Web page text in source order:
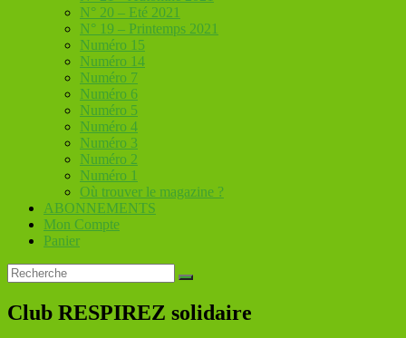
N° 20 – Eté 2021
N° 19 – Printemps 2021
Numéro 15
Numéro 14
Numéro 7
Numéro 6
Numéro 5
Numéro 4
Numéro 3
Numéro 2
Numéro 1
Où trouver le magazine ?
ABONNEMENTS
Mon Compte
Panier
Club RESPIREZ solidaire